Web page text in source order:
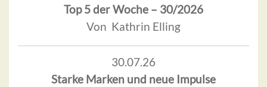
Top 5 der Woche – 30/2026
Von Kathrin Elling
30.07.26
Starke Marken und neue Impulse